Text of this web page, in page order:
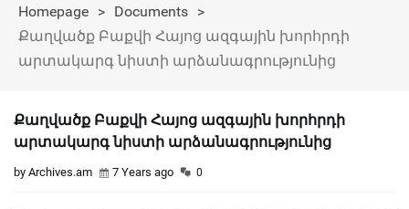
Homepage > Documents >
Քաղվածք Բաքվի Հայոց ազգային խորհրդի
արտակարգ նիստի արձանագրությունից
Քաղվածք Բաքվի Հայոց ազգային խորհրդի
արտակարգ նիստի արձանագրությունից
by Archives.am 7 Years ago 0